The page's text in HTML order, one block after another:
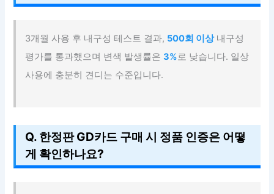
3개월 사용 후 내구성 테스트 결과, 500회 이상내구성
평가를 통과했으며 변색 발생률은3%로 낮습니다. 일상
사용에 충분히 견디는 수준입니다.
Q. 한정판 GD카드 구매 시 정품 인증은 어떻
게 확인하나요?